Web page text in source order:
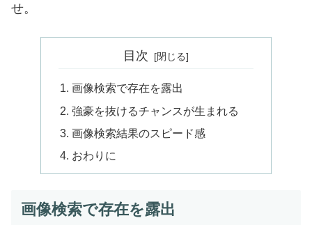
せ。
目次
画像検索で存在を露出
強豪を抜けるチャンスが生まれる
画像検索結果のスピード感
おわりに
画像検索で存在を露出